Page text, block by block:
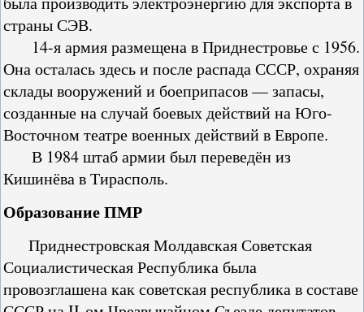
страны СЭВ.
14-я армия размещена в Приднестровье с 1956.
Она осталась здесь и после распада СССР, охраняя
склады вооружений и боеприпасов — запасы,
созданные на случай боевых действий на Юго-
Восточном театре военных действий в Европе.
В 1984 штаб армии был переведён из
Кишинёва в Тирасполь.
Образование ПМР
Приднестровская Молдавская Советская
Социалистическая Республика была
провозглашена как советская республика в составе